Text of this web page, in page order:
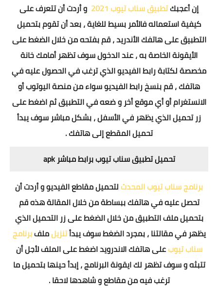
إن أعجبكتطبيق سناب تيوب 2021
و أردت أن تتعرف على
كيفية استعماله فالأمر بسيط للغاية ، بعد أن تقوم بتحميل
التطبيق على هاتفك الأندريد ، قم بفتحه من خلال الضغط على
الأيقونة الخاصة به ، عند الدخول سوف تظهر أمامك خانة
مخصصة لكتابة رابط الفيديو الذي ترغب في الحصول عليه في
هاتفك ، قم بنسخ رابط الفيديو سواء من منصة اليوتوب أو
الانستغرام أو أي موقع أخر و ضعه في التطبيق ثم اضغط على
زر تحميل الذي يظهر في الأسفل ، بشكل مباشر سوف يبدأ
تحميل المقطع إلى هاتفك .
تحميل تطبيق سناب تيوب برابط مباشر apk
برنامج سناب تيوب المحدث لتحميل مقاطع الفيديو و أردت أن
تحصل عليه في هاتفك ببساطة من خلال المقالة هذه قم
بتحميل ملف التطبيق من خلال الضغط على زر التحميل الذي
يظهر في مقالتنا ، بمجرد الضغط سوف يبدأتنزيلملفبرنامج
سناب تيوبعلى هاتفك الاندرويد اضغط على الملف لأجل أن
تتبثه و سوف تظهر لك ايقونة البرنامج ، إبدأ حينها بتحميل ما
ترغب فيه من مقاطع و شاهدها لاحقا .